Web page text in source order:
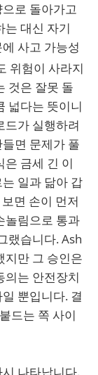
로 돌아가고
는 대신 자기
사고 가능성
위험이 사라지
것은 잘못 돌
넓다는 뜻이니
드가 실행하려
면 문제가 풀
은 금세 긴 이
일과 닮아 갑
면 손이 먼저
놀림으로 통과
랬습니다. Ash
지만 그 승인은
의는 안전장치
뿐입니다. 결
드는 쪽 사이